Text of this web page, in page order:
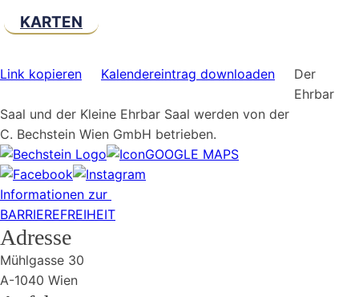
KARTEN
Link kopieren Kalendereintrag downloaden
Der
Ehrbar
Saal und der Kleine Ehrbar Saal werden von der
C. Bechstein Wien GmbH betrieben.
GOOGLE MAPS
Informationen zur
BARRIEREFREIHEIT
Adresse
Mühlgasse 30
A-1040 Wien